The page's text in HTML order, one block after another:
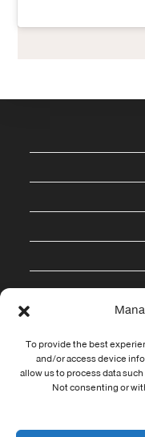
To provide the best
and/or access device
allow us to process data
Not consenting or